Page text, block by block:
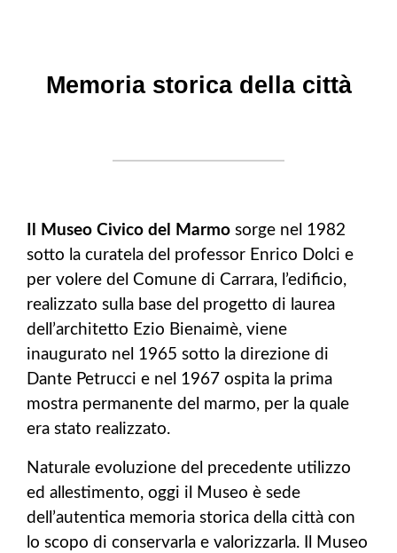
Memoria storica della città
Il Museo Civico del Marmo sorge nel 1982
sotto la curatela del professor Enrico Dolci e
per volere del Comune di Carrara, l’edificio,
realizzato sulla base del progetto di laurea
dell’architetto Ezio Bienaimè, viene
inaugurato nel 1965 sotto la direzione di
Dante Petrucci e nel 1967 ospita la prima
mostra permanente del marmo, per la quale
era stato realizzato.
Naturale evoluzione del precedente utilizzo
ed allestimento, oggi il Museo è sede
dell’autentica memoria storica della città con
lo scopo di conservarla e valorizzarla. Il Museo